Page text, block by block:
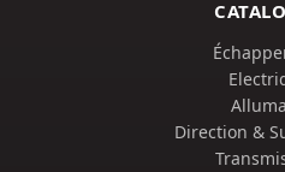
Direction &